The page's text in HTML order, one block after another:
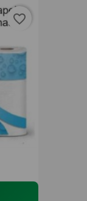
favorite_border